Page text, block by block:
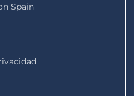
Spain